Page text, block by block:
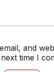
and
time I